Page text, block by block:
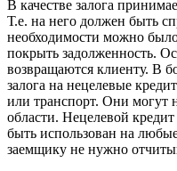
В качестве залога
Т.е. на него должен быть
необходимости можно
покрыть задолженность.
возвращаются клиенту. В
залога на нецелевые
или транспорт. Они могут
области. Нецелевой
быть использован на
заемщику не нужно